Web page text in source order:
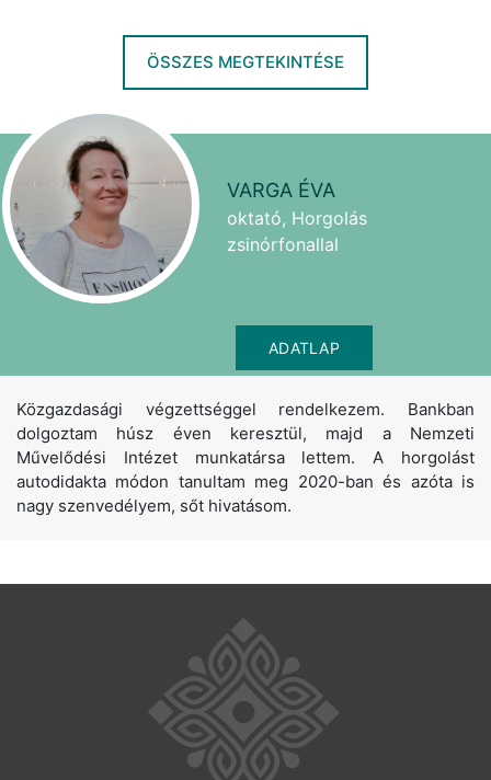
ÖSSZES MEGTEKINTÉSE
VARGA ÉVA
oktató, Horgolás
zsinórfonallal
ADATLAP
Közgazdasági végzettséggel rendelkezem. Bankban
dolgoztam húsz éven keresztül, majd a Nemzeti
Művelődési Intézet munkatársa lettem. A horgolást
autodidakta módon tanultam meg 2020-ban és azóta is
nagy szenvedélyem, sőt hivatásom.